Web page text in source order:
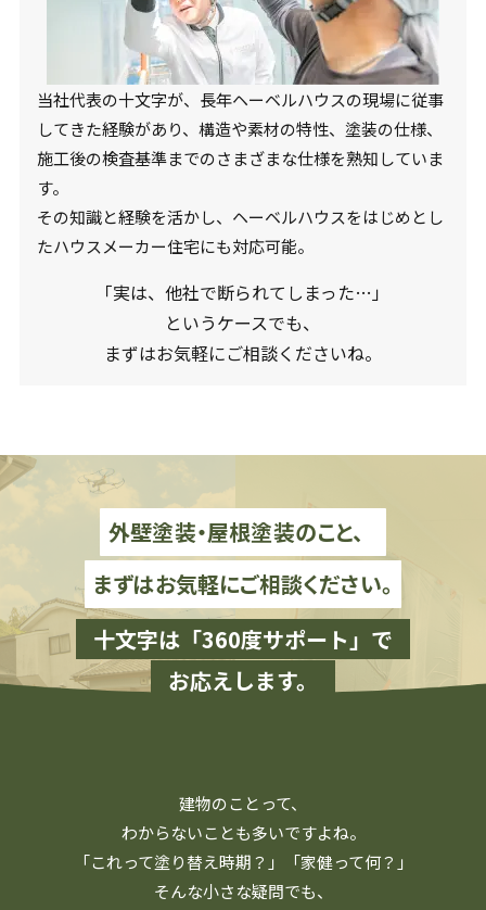
当社代表の十文字が、長年ヘーベルハウスの現場に従事
してきた経験があり、構造や素材の特性、塗装の仕様、
施工後の検査基準までのさまざまな仕様を熟知していま
す。
その知識と経験を活かし、ヘーベルハウスをはじめとし
たハウスメーカー住宅にも対応可能。
「実は、他社で断られてしまった…」
というケースでも、
まずはお気軽にご相談くださいね。
外壁塗装・屋根塗装のこと、
まずはお気軽にご相談ください。
十文字は「360度サポート」で
お応えします。
建物のことって、
わからないことも多いですよね。
「これって塗り替え時期？」「家健って何？」
そんな小さな疑問でも、